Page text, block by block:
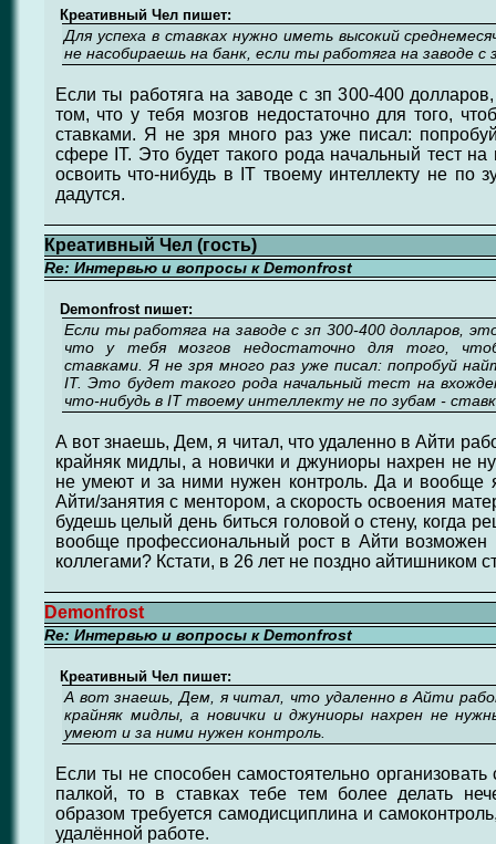
Креативный Чел пишет:
Для успеха в ставках нужно иметь высокий
не насобираешь на банк, если ты работяга на заводе с
Если ты работяга на заводе с зп 300-400
том, что у тебя мозгов недостаточно для того,
ставками. Я не зря много раз уже писал:
сфере IT. Это будет такого рода начальный тест
освоить что-нибудь в IT твоему интеллекту не по
дадутся.
Креативный Чел (гость)
Re: Интервью и вопросы к Demonfrost
Demonfrost пишет:
Если ты работяга на заводе с зп 300-400 долларов,
что у тебя мозгов недостаточно для того,
ставками. Я не зря много раз уже писал: попробуй
IT. Это будет такого рода начальный тест на
что-нибудь в IT твоему интеллекту не по зубам -
А вот знаешь, Дем, я читал, что удаленно в Айти
крайняк мидлы, а новички и джуниоры нахрен не
не умеют и за ними нужен контроль. Да и вообще
Айти/занятия с ментором, а скорость освоения
будешь целый день биться головой о стену, когда
вообще профессиональный рост в Айти
коллегами? Кстати, в 26 лет не поздно айтишником
Demonfrost
Re: Интервью и вопросы к Demonfrost
Креативный Чел пишет:
А вот знаешь, Дем, я читал, что удаленно в Айти
крайняк мидлы, а новички и джуниоры нахрен не
умеют и за ними нужен контроль.
Если ты не способен самостоятельно
палкой, то в ставках тебе тем более делать
образом требуется самодисциплина и
удалённой работе.